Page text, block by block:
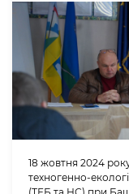
18 жовтня 2024
техногенно-